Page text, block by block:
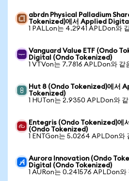
abrdn Physical Palladium
Tokenized)에서 Applied
1 PALLon는 4.2941 APLDon와
Vanguard Value ETF (Ondo
Digital (Ondo Tokenized)
1 VTVon는 7.7816 APLDon와 같
Hut 8 (Ondo Tokenized)에서
Tokenized)
1 HUTon는 2.9350 APLDon와
Entegris (Ondo Tokenized)에
(Ondo Tokenized)
1 ENTGon는 5.0264 APLDon와
Aurora Innovation (Ondo
Digital (Ondo Tokenized)
1 AURon는 0.241576 APLDon와